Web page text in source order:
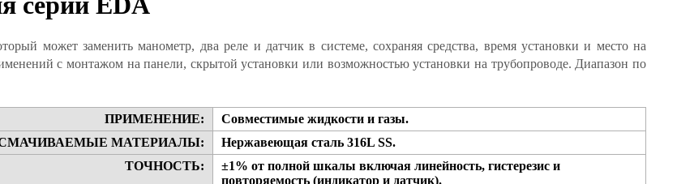
может заменить манометр, два реле и датчик в системе, сохраняя средства, время установки и место на
с монтажом на панели, скрытой установки или возможностью установки на трубопроводе. Диапазон по
ПРИМЕНЕНИЕ:
Совместимые жидкости и газы.
МАТЕРИАЛЫ:
Нержавеющая сталь 316L SS.
ТОЧНОСТЬ:
±1% от полной шкалы включая линейность, гистерезис и
повторяемость (индикатор и датчик).